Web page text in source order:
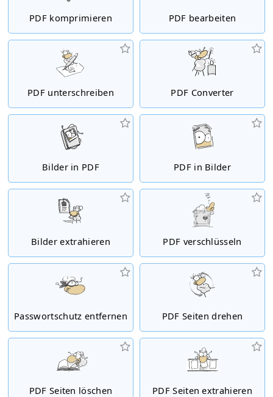
PDF komprimieren PDF bearbeiten
PDF unterschreiben PDF Converter
Bilder in PDF PDF in Bilder
Bilder extrahieren PDF verschlüsseln
Passwortschutz entfernen PDF Seiten drehen
PDF Seiten löschen PDF Seiten extrahieren